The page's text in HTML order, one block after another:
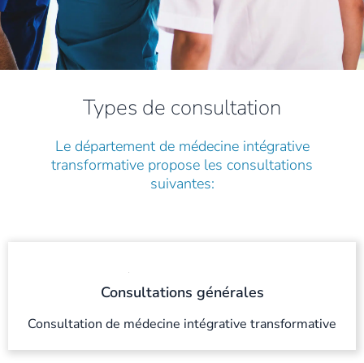
Types de consultation
Le département de médecine intégrative
transformative propose les consultations
suivantes:
Consultations générales
Consultation de médecine intégrative transformative